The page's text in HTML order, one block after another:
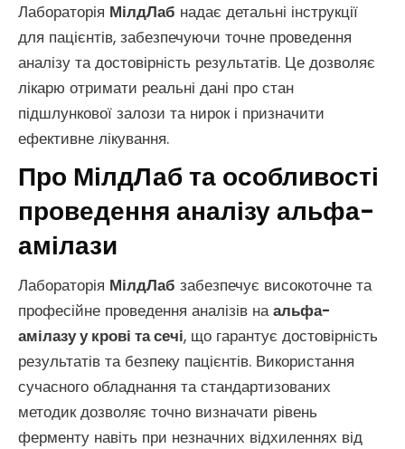
Лабораторія МілдЛаб надає детальні інструкції
для пацієнтів, забезпечуючи точне проведення
аналізу та достовірність результатів. Це дозволяє
лікарю отримати реальні дані про стан
підшлункової залози та нирок і призначити
ефективне лікування.
Про МілдЛаб та особливості
проведення аналізу альфа-
амілази
Лабораторія МілдЛаб забезпечує високоточне та
професійне проведення аналізів наальфа-
амілазу у крові та сечі, що гарантує достовірність
результатів та безпеку пацієнтів. Використання
сучасного обладнання та стандартизованих
методик дозволяє точно визначати рівень
ферменту навіть при незначних відхиленнях від